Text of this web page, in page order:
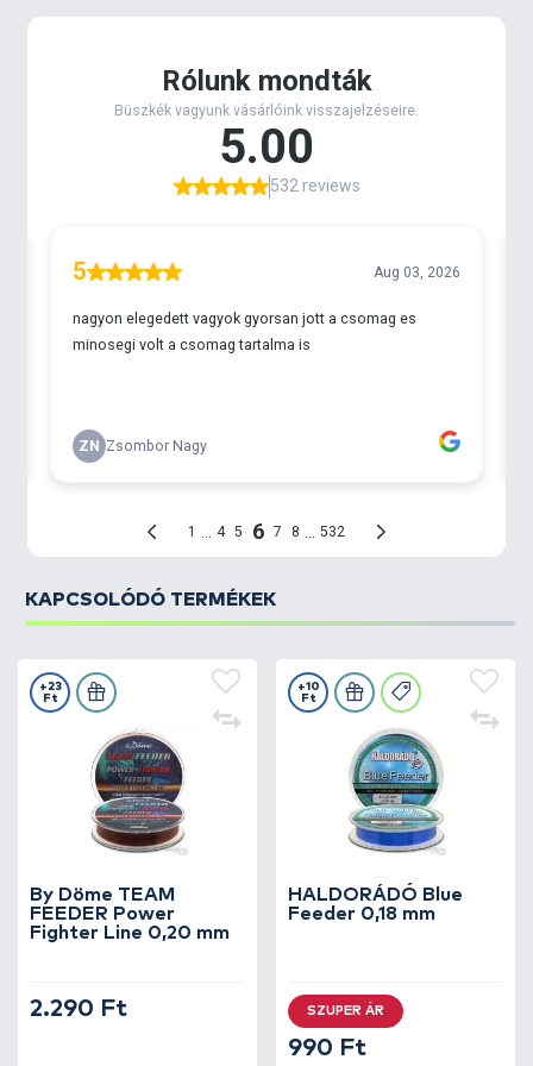
ládájában hamar kedvelt darabbá fog válni!
KAPCSOLÓDÓ TERMÉKEK
By Döme TEAM
FEEDER Power
Fighter Line 0,20 mm
+23
Ft
2.290 Ft
HALDORÁDÓ Blue
Feeder 0,18 mm
+10
Ft
SZUPER ÁR
990 Ft